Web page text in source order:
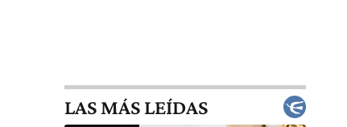
LAS MÁS LEÍDAS